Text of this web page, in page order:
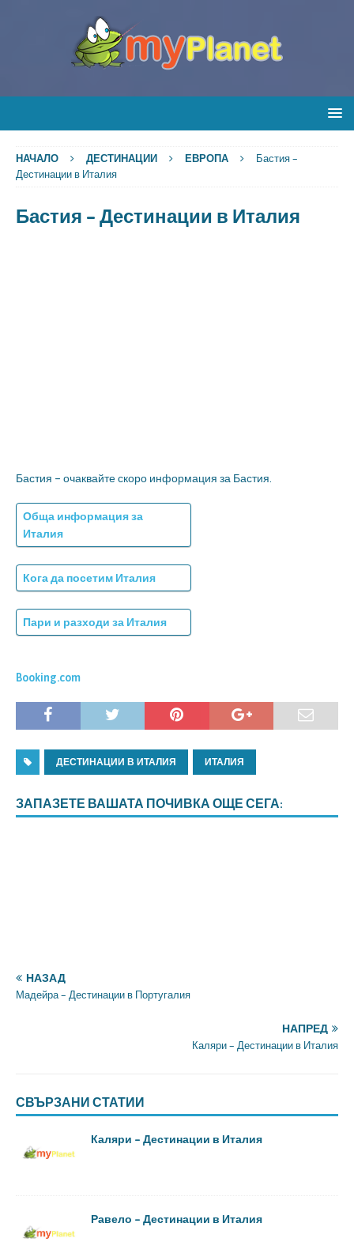
НАЧАЛО ДЕСТИНАЦИИ ЕВРОПА
Бастия –
Дестинации в Италия
Бастия – Дестинации в Италия
Бастия – очаквайте скоро информация за Бастия.
Обща информация за
Италия
Кога да посетим Италия
Пари и разходи за Италия
Booking.com
ДЕСТИНАЦИИ В ИТАЛИЯ ИТАЛИЯ
ЗАПАЗЕТЕ ВАШАТА ПОЧИВКА ОЩЕ СЕГА:
НАЗАД
Мадейра – Дестинации в Португалия
НАПРЕД
Каляри – Дестинации в Италия
СВЪРЗАНИ СТАТИИ
Каляри – Дестинации в Италия
Равело – Дестинации в Италия